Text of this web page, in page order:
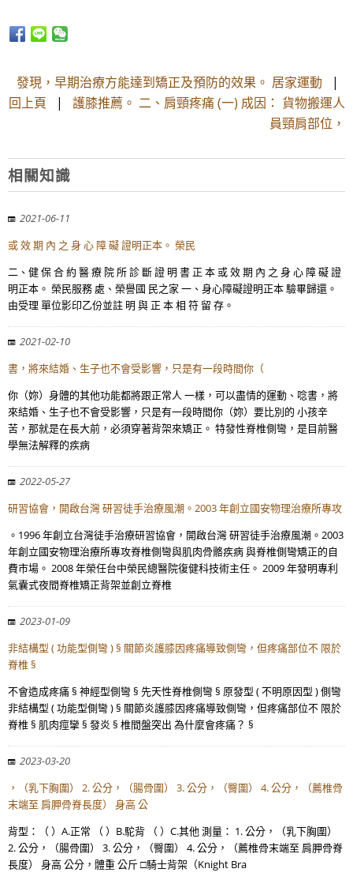
發現，早期治療方能達到矯正及預防的效果。 居家運動
|
回上頁 | 護膝推薦。 二、肩頸疼痛 (一) 成因： 貨物搬運人
員頸肩部位，
相關知識
2021-06-11
或 效 期 內 之 身 心 障 礙 證明正本。 榮民
二、健 保 合 約 醫 療 院 所 診 斷 證 明 書 正 本 或 效 期 內 之 身 心 障 礙 證
明正本。 榮民服務 處、榮譽國 民之家 一、身心障礙證明正本 驗畢歸還。
由受理 單位影印乙份並註 明 與 正 本 相 符 留 存。
2021-02-10
書，將來結婚、生子也不會受影響，只是有一段時間你（
你（妳）身體的其他功能都將跟正常人 一樣，可以盡情的運動、唸書，將
來結婚、生子也不會受影響，只是有一段時間你（妳）要比別的 小孩辛
苦，那就是在長大前，必須穿著背架來矯正。 特發性脊椎側彎，是目前醫
學無法解釋的疾病
2022-05-27
研習協會，開啟台灣 研習徒手治療風潮。2003 年創立國安物理治療所專攻
。1996 年創立台灣徒手治療研習協會，開啟台灣 研習徒手治療風潮。2003
年創立國安物理治療所專攻脊椎側彎與肌肉骨骼疾病 與脊椎側彎矯正的自
費市場。 2008 年榮任台中榮民總醫院復健科技術主任。 2009 年發明專利
氣囊式夜間脊椎矯正背架並創立脊椎
2023-01-09
非結構型 ( 功能型側彎 ) § 關節炎護膝因疼痛導致側彎，但疼痛部位不 限於
脊椎 §
不會造成疼痛 § 神經型側彎 § 先天性脊椎側彎 § 原發型 ( 不明原因型 ) 側彎
非結構型 ( 功能型側彎 ) § 關節炎護膝因疼痛導致側彎，但疼痛部位不 限於
脊椎 § 肌肉痙攣 § 發炎 § 椎間盤突出 為什麼會疼痛？ §
2023-03-20
，（乳下胸圍） 2. 公分，（腸骨圍） 3. 公分，（臀圍） 4. 公分，（薦椎骨
末端至 肩胛骨脊長度） 身高 公
背型：（ ）A.正常 （ ）B.駝背 （ ）C.其他 測量： 1. 公分，（乳下胸圍）
2. 公分，（腸骨圍） 3. 公分，（臀圍） 4. 公分，（薦椎骨末端至 肩胛骨脊
長度） 身高 公分，體重 公斤 □騎士背架（Knight Bra